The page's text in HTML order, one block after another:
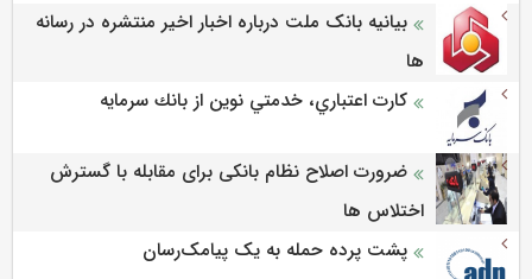
بیانیه بانک ملت درباره اخبار اخیر منتشره در رسانه
ها
كارت اعتباري، خدمتي نوين از بانك سرمايه
ضرورت اصلاح نظام بانکی برای مقابله با گسترش
اختلاس ها
پشت پرده حمله به یک پیامک‌رسان